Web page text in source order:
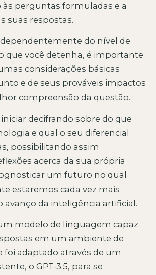
perguntas formuladas e a
suas respostas.
do nível de
que você detenha, é importante
considerações básicas
e de seus prováveis impactos
compreensão da questão.
decifrando sobre do que
e qual o seu diferencial
possibilitando assim
acerca da sua própria
um futuro no qual
estaremos cada vez mais
avanço da inteligência artificial.
modelo de linguagem capaz
em um ambiente de
foi adaptado através de um
o GPT-3.5, para se